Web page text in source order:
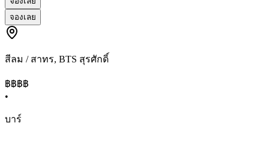
จองเลย
สีลม / สาทร, BTS สุรศักดิ์
฿฿฿฿
•
บาร์